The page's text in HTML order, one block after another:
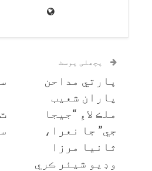
پچھلی پوسٹ
ڀارتي مداحن
پاران شعيب
ملڪ لاءِ “جيجا
جي” جا نعرا،
ثانيا مرزا
وڊيو شيئر ڪري